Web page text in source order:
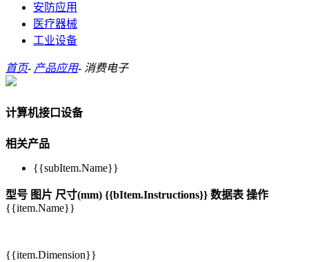
安防应用
医疗器械
工业设备
首页- 产品应用- 消费电子
计算机接口设备
相关产品
{{subItem.Name}}
型号 图片 尺寸(mm) {{bItem.Instructions}} 数据表 操作
{{item.Name}}
{{item.Dimension}}